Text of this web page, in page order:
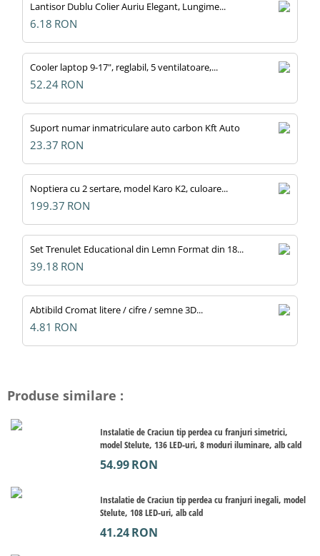
Lantisor Dublu Colier Auriu Elegant, Lungime...
6.18 RON
Cooler laptop 9-17", reglabil, 5 ventilatoare,...
52.24 RON
Suport numar inmatriculare auto carbon Kft Auto
23.37 RON
Noptiera cu 2 sertare, model Karo K2, culoare...
199.37 RON
Set Trenulet Educational din Lemn Format din 18...
39.18 RON
Abtibild Cromat litere / cifre / semne 3D...
4.81 RON
Produse similare :
Instalatie de Craciun tip perdea cu franjuri simetrici,
model Stelute, 136 LED-uri, 8 moduri iluminare, alb cald
54.99RON
Instalatie de Craciun tip perdea cu franjuri inegali, model
Stelute, 108 LED-uri, alb cald
41.24RON